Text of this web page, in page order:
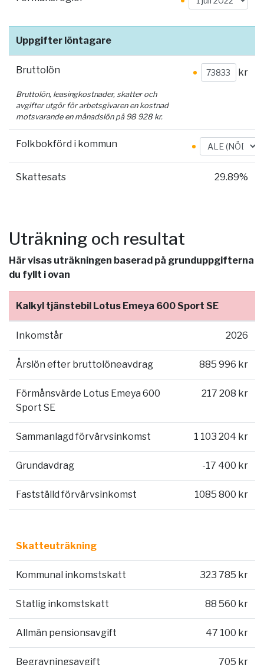
Uppgifter löntagare
Bruttolön kr
Bruttolön, leasingkostnader, skatter och
avgifter utgör för arbetsgivaren en kostnad
motsvarande en månadslön på 98 928kr.
Folkbokförd i kommun
Skattesats 29.89%
Uträkning och resultat
Här visas uträkningen baserad på grunduppgifterna
du fyllt i ovan
Kalkyl tjänstebil Lotus Emeya 600 Sport SE
Inkomstår 2026
Årslön efter bruttolöneavdrag 885 996 kr
Förmånsvärde Lotus Emeya 600
Sport SE
217 208 kr
Sammanlagd förvärvsinkomst 1 103 204 kr
Grundavdrag -17 400 kr
Fastställd förvärvsinkomst 1085 800 kr
Skatteuträkning
Kommunal inkomstskatt 323 785 kr
Statlig inkomstskatt 88 560 kr
Allmän pensionsavgift 47 100 kr
Begravningsavgift 705 kr